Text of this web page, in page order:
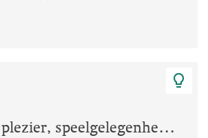
Vrijheid en plezier, speelgelegenheid voor de kinderen en iedereen